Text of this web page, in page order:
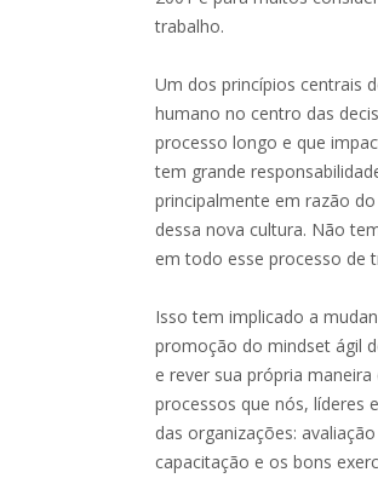
trabalho.
Um dos princípios centrais
humano no centro das
processo longo e que
tem grande
principalmente em razão
dessa nova cultura. Não
em todo esse processo de
Isso tem implicado a
promoção do mindset ágil
e rever sua própria
processos que nós, líderes
das organizações:
capacitação e os bons